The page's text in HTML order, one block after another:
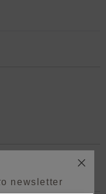
newsletter